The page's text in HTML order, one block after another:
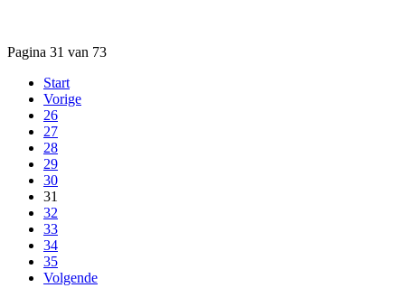
Pagina 31 van 73
Start
Vorige
26
27
28
29
30
31
32
33
34
35
Volgende